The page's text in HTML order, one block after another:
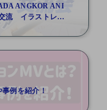
ANGKOR ANI
流 イラストレー
例を紹介！